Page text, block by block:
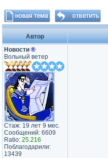
Автор
Новости ®
Вольный ветер
Стаж: 19 лет 9 мес.
Сообщений: 6609
Ratio: 25.216
Поблагодарили:
13439